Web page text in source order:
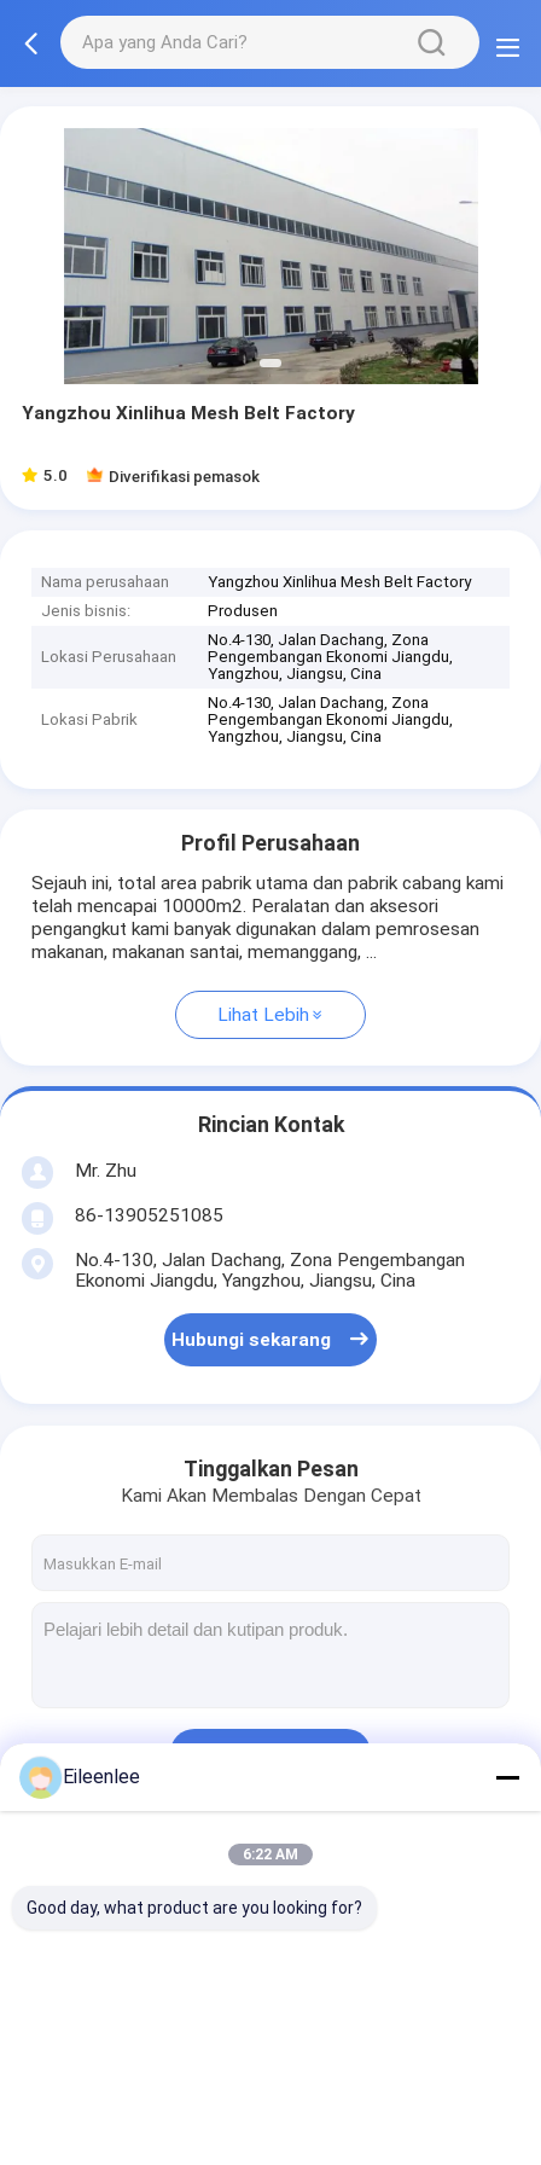
Yangzhou Xinlihua Mesh Belt Factory
5.0 Diverifikasi pemasok
Nama perusahaan
Yangzhou Xinlihua Mesh Belt Factory
Jenis bisnis:
Produsen
Lokasi Perusahaan
No.4-130, Jalan Dachang, Zona
Pengembangan Ekonomi Jiangdu,
Yangzhou, Jiangsu, Cina
Lokasi Pabrik
No.4-130, Jalan Dachang, Zona
Pengembangan Ekonomi Jiangdu,
Yangzhou, Jiangsu, Cina
Profil Perusahaan
Sejauh ini, total area pabrik utama dan pabrik cabang kami
telah mencapai 10000m2. Peralatan dan aksesori
pengangkut kami banyak digunakan dalam pemrosesan
makanan, makanan santai, memanggang, ...
Lihat Lebih
Rincian Kontak
Mr. Zhu
86-13905251085
No.4-130, Jalan Dachang, Zona Pengembangan
Ekonomi Jiangdu, Yangzhou, Jiangsu, Cina
Hubungi sekarang
Tinggalkan Pesan
Kami Akan Membalas Dengan Cepat
Eileenlee
6:22 AM
Good day, what product are you looking for?